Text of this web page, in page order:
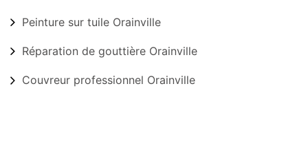
Peinture sur tuile Orainville
Réparation de gouttière Orainville
Couvreur professionnel Orainville